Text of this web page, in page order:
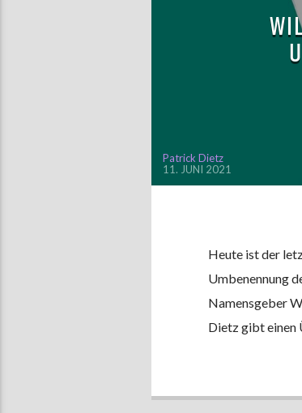
Patrick Dietz
11. JUNI 2021
Heute ist der
Umbenennung
Namensgeber
Dietz gibt einen